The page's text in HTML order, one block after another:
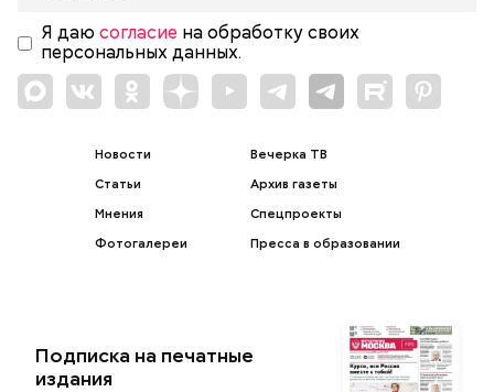
Я даю согласие на обработку своих
персональных данных.
Новости
Статьи
Мнения
Фотогалереи
Вечерка ТВ
Архив газеты
Спецпроекты
Пресса в образовании
Подписка на печатные
издания